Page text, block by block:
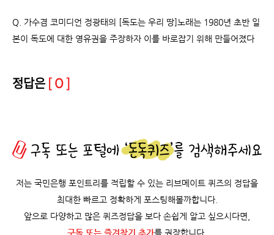
Q. 가수겸 코미디언 정광태의 [독도는 우리 땅]노래는 1980년 초반 일
본이 독도에 대한 영유권을 주장하자 이를 바로잡기 위해 만들어졌다
정답은 [ O ]
저는 국민은행 포인트리를 적립할 수 있는 리브메이트 퀴즈의 정답을
최대한 빠르고 정확하게 포스팅해볼까합니다.
앞으로 다양하고 많은 퀴즈정답을 보다 손쉽게 알고 싶으시다면,
구독 또는 즐겨찾기 추가를 권장합니다.